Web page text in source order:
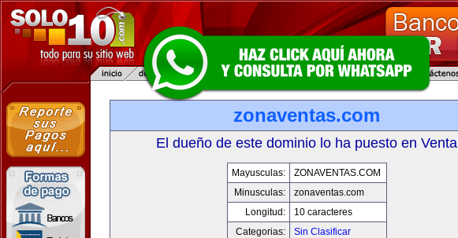
zonaventas.com
El dueño de este dominio lo ha puesto en Venta
Mayusculas:
ZONAVENTAS.COM
Minusculas:
zonaventas.com
Longitud:
10 caracteres
Categorias:
Sin Clasificar